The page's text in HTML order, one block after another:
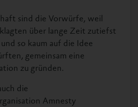
sind die Vorwürfe, weil
über lange Zeit zutiefst
so kaum auf die Idee
gemeinsam eine
zu gründen.
die
Amnesty